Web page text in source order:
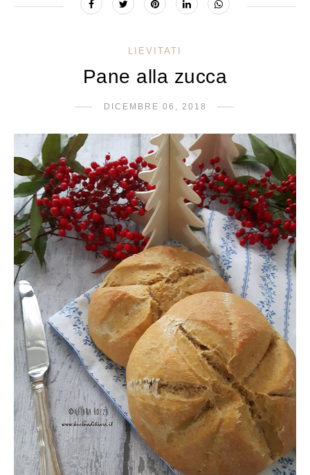
LIEVITATI
Pane alla zucca
DICEMBRE 06, 2018